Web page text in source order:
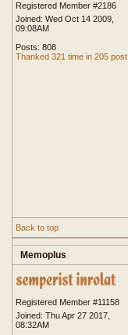
Registered Member #2186
Joined: Wed Oct 14 2009,
09:08AM
Posts: 808
Thanked 321 time in 205 post
Back to top
Memoplus
Registered Member #11158
Joined: Thu Apr 27 2017,
08:32AM